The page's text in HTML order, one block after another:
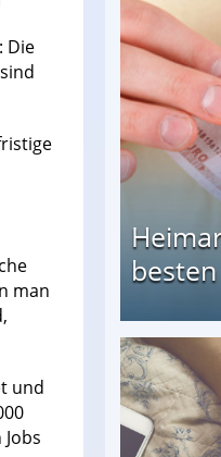
Die
man
undHeimarbeiten